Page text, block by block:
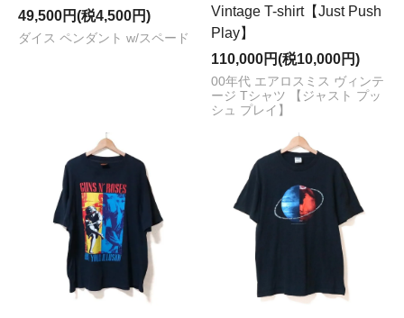
49,500円(税4,500円)
ダイス ペンダント w/スペード
Vintage T-shirt【Just Push
Play】
110,000円(税10,000円)
00年代 エアロスミス ヴィンテ
ージ Tシャツ 【ジャスト プッ
シュ プレイ】